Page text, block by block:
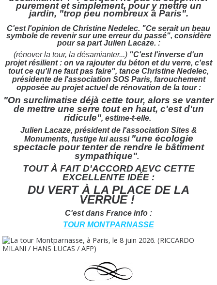
purement et simplement, pour y mettre un
jardin, "trop peu nombreux à Paris".
C'est l'opinion de Christine Nedelec. "Ce serait un beau
symbole de revenir sur une erreur du passé", considère
pour sa part Julien Lacaze. :
(rénover la tour, la désamianter...) "C'est l'inverse d'un
projet résilient : on va rajouter du béton et du verre, c'est
tout ce qu'il ne faut pas faire", tance Christine Nedelec,
présidente de l'association SOS Paris, farouchement
opposée au projet actuel de rénovation de la tour :
"On surclimatise déjà cette tour, alors se vanter
de mettre une serre tout en haut, c'est d'un
ridicule", estime-t-elle.
Julien Lacaze, président de l'association Sites &
Monuments, fustige lui aussi "une écologie
spectacle pour tenter de rendre le bâtiment
sympathique".
TOUT À FAIT D'ACCORD AEVC CETTE
EXCELLENTE IDÉE :
DU VERT À LA PLACE DE LA
VERRUE !
C'est dans France info :
TOUR MONTPARNASSE